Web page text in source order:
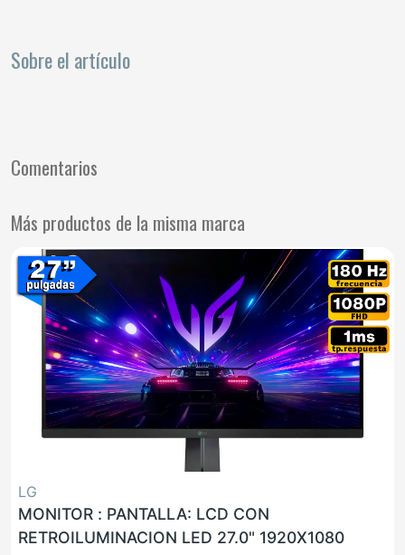
Sobre el artículo
Comentarios
Más productos de la misma marca
LG
MONITOR : PANTALLA: LCD CON
RETROILUMINACION LED 27.0" 1920X1080